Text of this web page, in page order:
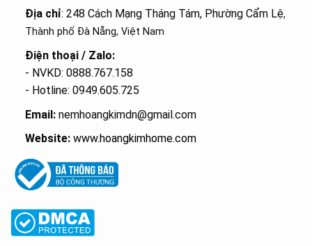
Địa chỉ: 248 Cách Mạng Tháng Tám, Phường Cẩm Lệ,
Thành phố Đà Nẵng, Việt Nam
Điện thoại / Zalo:
- NVKD: 0888.767.158
- Hotline: 0949.605.725
Email:nemhoangkimdn@gmail.com
Website: www.hoangkimhome.com